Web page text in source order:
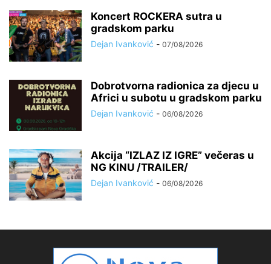
Koncert ROCKERA sutra u
gradskom parku
Dejan Ivanković - 07/08/2026
Dobrotvorna radionica za djecu u
Africi u subotu u gradskom parku
Dejan Ivanković - 06/08/2026
Akcija “IZLAZ IZ IGRE” večeras u
NG KINU /TRAILER/
Dejan Ivanković - 06/08/2026